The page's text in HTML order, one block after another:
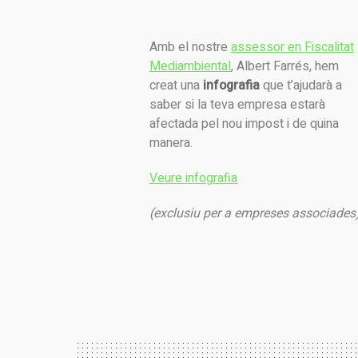
Amb el nostre assessor en Fiscalitat
Mediambiental, Albert Farrés, hem
creat una infografiaque t’ajudarà a
saber si la teva empresa estarà
afectada pel nou impost i de quina
manera.
Veure infografia
(exclusiu per a empreses